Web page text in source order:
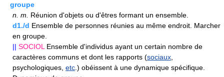
groupe
n. m.
Réunion d'objets ou d'êtres formant un ensemble.
d1./d Ensemble de personnes réunies au même endroit. Marcher
en groupe.
|| SOCIOL Ensemble d'individus ayant un certain nombre de
caractères communs et dont les rapports (sociaux
psychologiques, etc .) obéissent à une dynamique spécifique.